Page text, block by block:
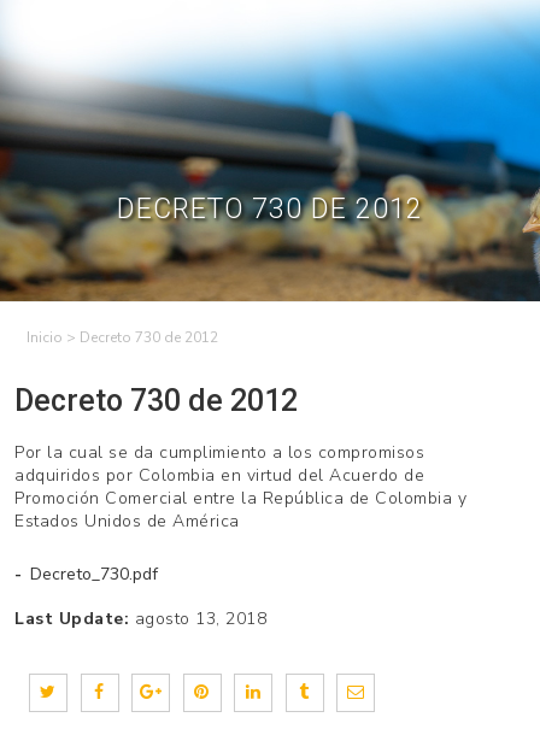
Transparencia
Contrataciones
Contáctenos
Regístrese – Solo
avicultores
Inicia Sesión
content
DECRETO 730 DE 2012
> Decreto 730 de 2012
Decreto 730 de 2012
Por la cual se da cumplimiento a los compromisos
adquiridos por Colombia en virtud del Acuerdo de
Promoción Comercial entre la República de Colombia y
Estados Unidos de América
Decreto_730.pdf
Last Update: agosto 13, 2018